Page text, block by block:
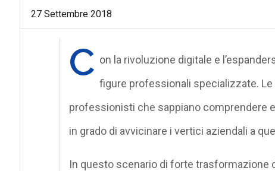
27 Settembre 2018
C on la rivoluzione digitale e
figure professionali specializzate.
professionisti che sappiano comprendere
in grado di avvicinare i vertici aziendali a
In questo scenario di forte trasformazione